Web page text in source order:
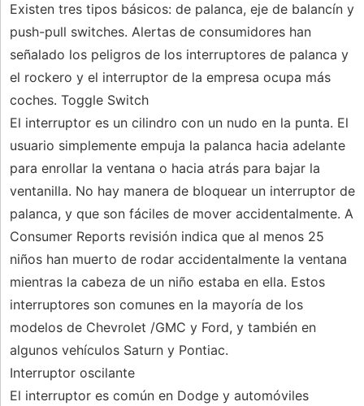
Existen tres tipos básicos: de palanca, eje de balancín y
push-pull switches. Alertas de consumidores han
señalado los peligros de los interruptores de palanca y
el rockero y el interruptor de la empresa ocupa más
coches. Toggle Switch
El interruptor es un cilindro con un nudo en la punta. El
usuario simplemente empuja la palanca hacia adelante
para enrollar la ventana o hacia atrás para bajar la
ventanilla. No hay manera de bloquear un interruptor de
palanca, y que son fáciles de mover accidentalmente. A
Consumer Reports revisión indica que al menos 25
niños han muerto de rodar accidentalmente la ventana
mientras la cabeza de un niño estaba en ella. Estos
interruptores son comunes en la mayoría de los
modelos de Chevrolet /GMC y Ford, y también en
algunos vehículos Saturn y Pontiac.
Interruptor oscilante
El interruptor es común en Dodge y automóviles